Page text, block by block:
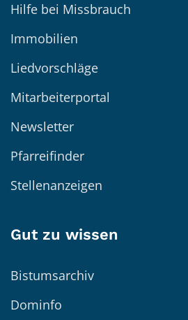
Hilfe bei Missbrauch
Immobilien
Liedvorschläge
Mitarbeiterportal
Newsletter
Pfarreifinder
Stellenanzeigen
Gut zu wissen
Bistumsarchiv
Dominfo